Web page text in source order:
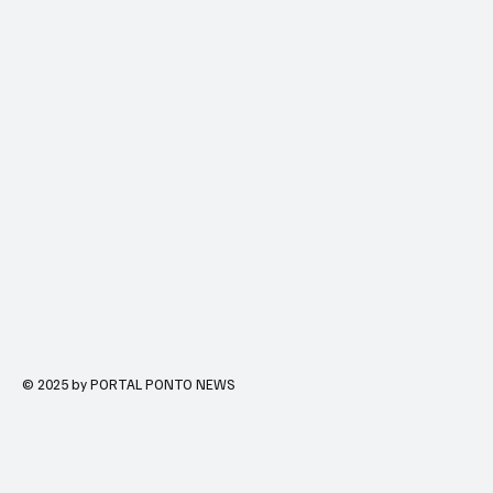
© 2025 by PORTAL PONTO NEWS